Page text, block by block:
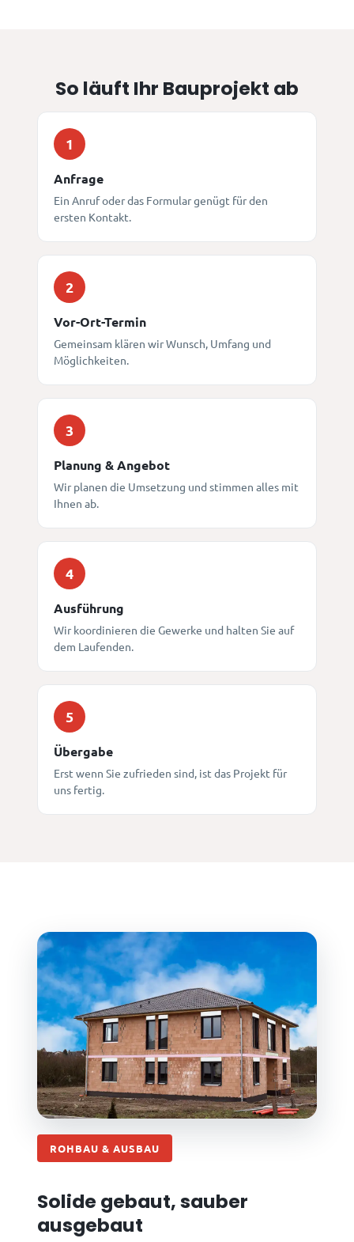
So läuft Ihr Bauprojekt ab
1
Anfrage
Ein Anruf oder das Formular genügt für den
ersten Kontakt.
2
Vor-Ort-Termin
Gemeinsam klären wir Wunsch, Umfang und
Möglichkeiten.
3
Planung & Angebot
Wir planen die Umsetzung und stimmen alles mit
Ihnen ab.
4
Ausführung
Wir koordinieren die Gewerke und halten Sie auf
dem Laufenden.
5
Übergabe
Erst wenn Sie zufrieden sind, ist das Projekt für
uns fertig.
ROHBAU & AUSBAU
Solide gebaut, sauber
ausgebaut